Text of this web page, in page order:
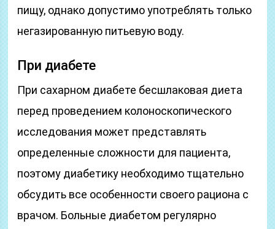
пищу, однако допустимо употреблять только
негазированную питьевую воду.
При диабете
При сахарном диабете бесшлаковая диета
перед проведением колоноскопического
исследования может представлять
определенные сложности для пациента,
поэтому диабетику необходимо тщательно
обсудить все особенности своего рациона с
врачом. Больные диабетом регулярно